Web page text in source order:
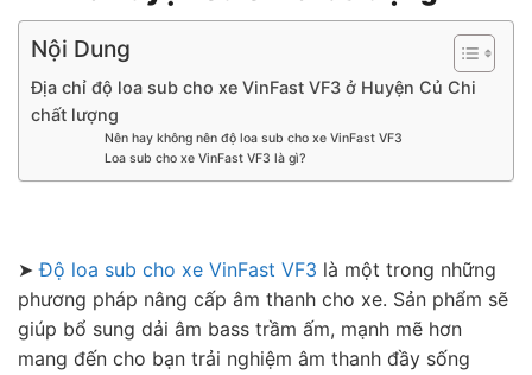
Nội Dung
Địa chỉ độ loa sub cho xe VinFast VF3 ở Huyện Củ Chi
chất lượng
Nên hay không nên độ loa sub cho xe VinFast VF3
Loa sub cho xe VinFast VF3 là gì?
➤Độ loa sub cho xe VinFast VF3 là một trong những
phương pháp nâng cấp âm thanh cho xe. Sản phẩm sẽ
giúp bổ sung dải âm bass trầm ấm, mạnh mẽ hơn
mang đến cho bạn trải nghiệm âm thanh đầy sống